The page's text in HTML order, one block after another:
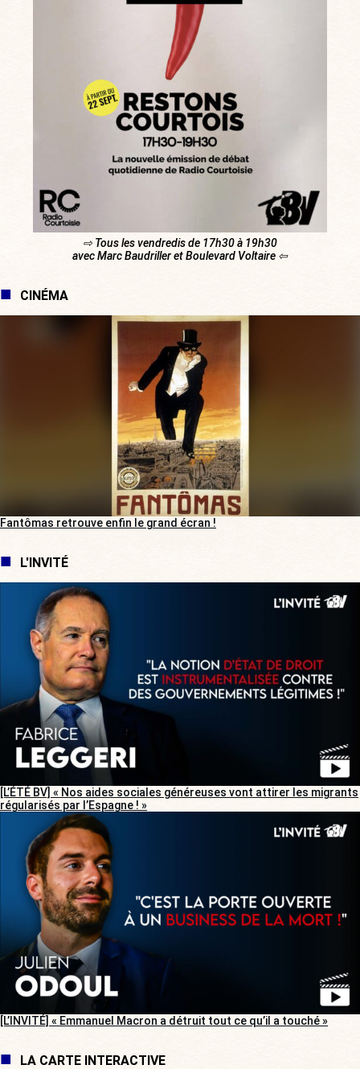
⇨ Tous les vendredis de 17h30 à 19h30
avec Marc Baudriller et Boulevard Voltaire ⇦
CINÉMA
Fantômas retrouve enfin le grand écran !
L'INVITÉ
[L’ÉTÉ BV] « Nos aides sociales généreuses vont attirer les migrants
régularisés par l’Espagne ! »
[L’INVITÉ] « Emmanuel Macron a détruit tout ce qu’il a touché »
LA CARTE INTERACTIVE